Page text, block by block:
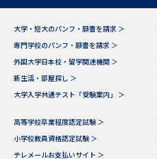
大学・短大のパンフ・願書を請求 ＞
専門学校のパンフ・願書を請求 ＞
外国大学日本校・留学関連機関 ＞
新生活・部屋探し ＞
大学入学共通テスト「受験案内」 ＞
高等学校卒業程度認定試験 ＞
小学校教員資格認定試験 ＞
テレメールお支払いサイト ＞